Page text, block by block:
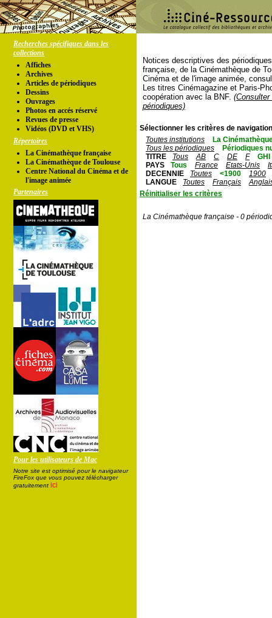
Recherches spécifiques dans les
collections
Affiches
Archives
Articles de périodiques
Dessins
Ouvrages
Photos en accés réservé
Revues de presse
Vidéos (DVD et VHS)
Répertoires
La Cinémathèque française
La Cinémathèque de Toulouse
Centre National du Cinéma et de
l'image animée
Partenaires
Pour les utilisateurs de Mac
Notre site est optimisé pour le navigateur
FireFox que vous pouvez télécharger
gratuitement ici
Notices descriptives des
française, de la Cinémathèque de
Cinéma et de l'image animée,
Les titres Cinémagazine et Paris-
coopération avec la BNF.
périodiques)
Sélectionner les critères de
Toutes institutions
La
Tous les périodiques
Périodiques
TITRE
Tous AB C DE F
GHI
PAYS
Tous France Etats-Unis
DECENNIE
Toutes <1900
1900
LANGUE
Toutes Français
Réinitialiser les critères
La Cinémathèque française - 0